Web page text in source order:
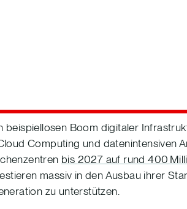
beispiellosen Boom digitaler
Computing und datenintensiven
bis 2027 auf rund 400
massiv in den Ausbau ihrer
zu unterstützen.